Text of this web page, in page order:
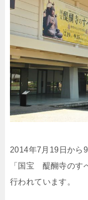
2014年7月19日から
「国宝 醍醐寺のす
行われています。